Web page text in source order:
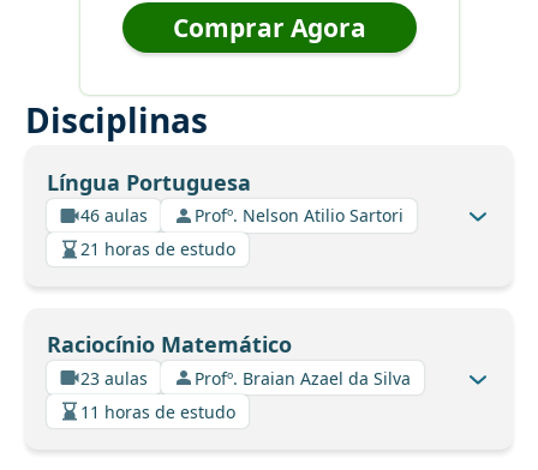
Comprar Agora
Disciplinas
Língua Portuguesa
46 aulas
Profº. Nelson Atilio Sartori
21 horas de estudo
Raciocínio Matemático
23 aulas
Profº. Braian Azael da Silva
11 horas de estudo